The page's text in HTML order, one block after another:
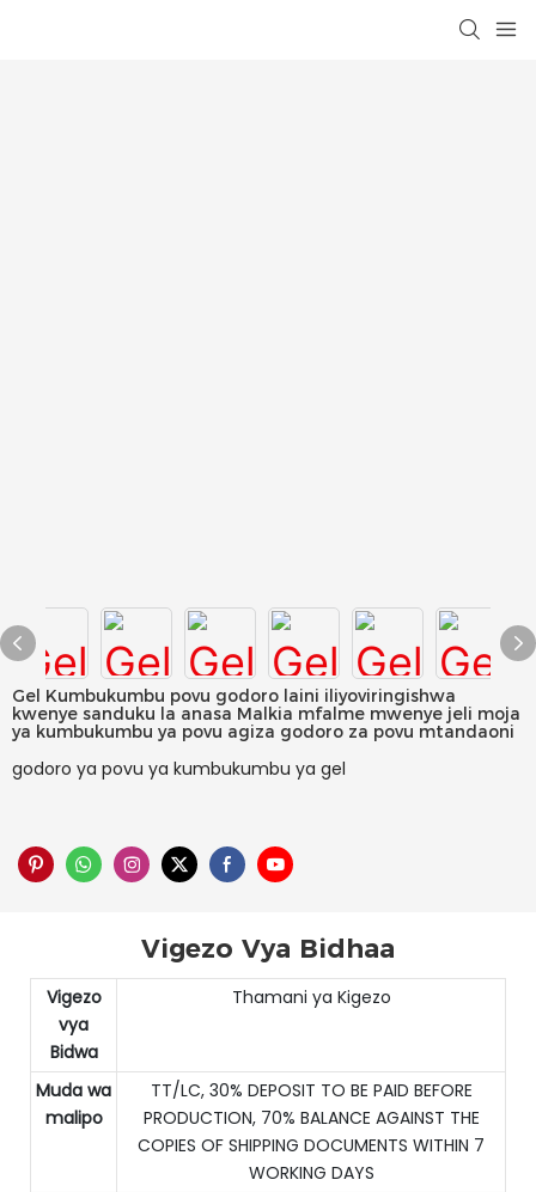
Gel Kumbukumbu povu godoro laini iliyoviringishwa
kwenye sanduku la anasa Malkia mfalme mwenye jeli moja
ya kumbukumbu ya povu agiza godoro za povu mtandaoni
godoro ya povu ya kumbukumbu ya gel
Vigezo Vya Bidhaa
Vigezo
vya
Bidwa
Thamani ya Kigezo
Muda wa
malipo
TT/LC, 30% DEPOSIT TO BE PAID BEFORE
PRODUCTION, 70% BALANCE AGAINST THE
COPIES OF SHIPPING DOCUMENTS WITHIN 7
WORKING DAYS